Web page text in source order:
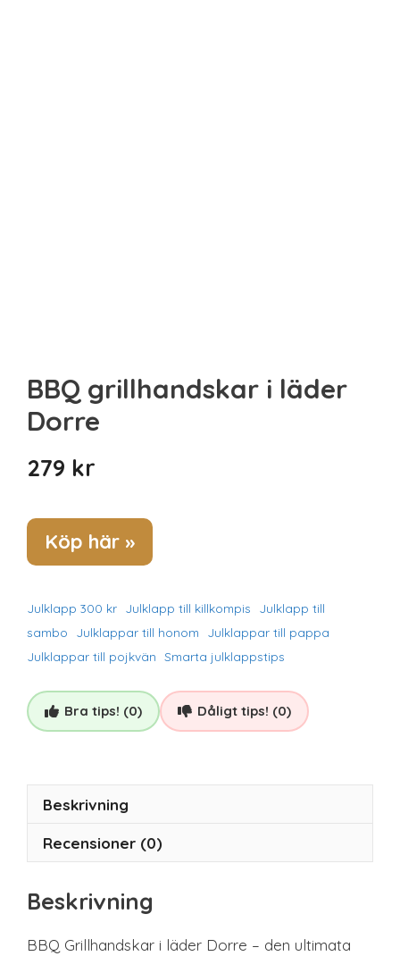
BBQ grillhandskar i läder
Dorre
279 kr
Köp här »
Julklapp 300 kr Julklapp till killkompis
Julklapp till
sambo
Julklappar till honom
Julklappar till pappa
Julklappar till pojkvän Smarta julklappstips
Bra tips! (0) Dåligt tips! (0)
Beskrivning
Recensioner (0)
Beskrivning
BBQ Grillhandskar i läder Dorre – den ultimata